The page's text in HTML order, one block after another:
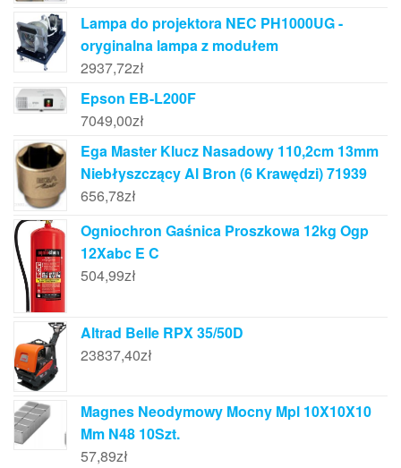
Lampa do projektora NEC PH1000UG -
oryginalna lampa z modułem
2937,72zł
Epson EB-L200F
7049,00zł
Ega Master Klucz Nasadowy 110,2cm 13mm
Niebłyszczący Al Bron (6 Krawędzi) 71939
656,78zł
Ogniochron Gaśnica Proszkowa 12kg Ogp
12Xabc E C
504,99zł
Altrad Belle RPX 35/50D
23837,40zł
Magnes Neodymowy Mocny Mpl 10X10X10
Mm N48 10Szt.
57,89zł